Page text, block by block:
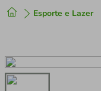
Esporte e Lazer
2º cafeteira